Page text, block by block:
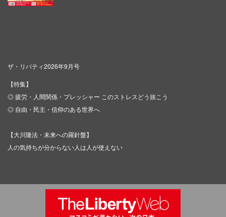
ザ・リバティ2026年9月号
【特集】
◎ 疲労・人間関係・プレッシャー このストレスどう抜こう
◎ 自由・民主・信仰のある世界へ
【大川隆法・未来への羅針盤】
人の気持ちが分からない人は人が使えない